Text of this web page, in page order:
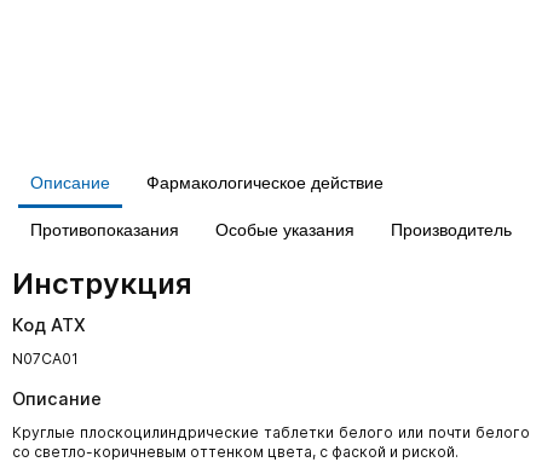
Описание Фармакологическое действие
Противопоказания Особые указания Производитель
Инструкция
Код АТХ
N07CA01
Описание
Круглые плоскоцилиндрические таблетки белого или почти белого
со светло-коричневым оттенком цвета, с фаской и риской.